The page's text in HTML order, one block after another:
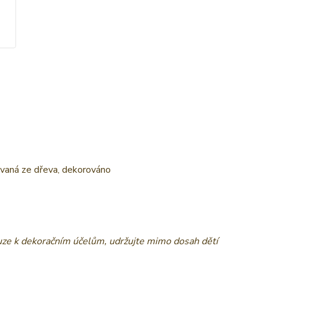
ze dřeva, dekorováno
k dekoračním účelům, udržujte mimo dosah dětí